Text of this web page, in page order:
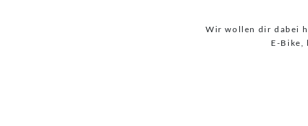
Wir wollen dir dabei
E-Bike,